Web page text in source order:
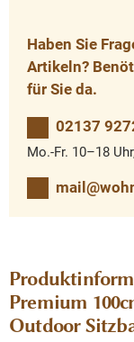
Haben Sie
Artikeln?
für Sie da.
02137
Mo.-Fr. 10–18
Premium
Outdoor